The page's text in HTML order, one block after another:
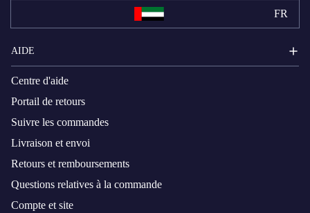
FR
AIDE
Centre d'aide
Portail de retours
Suivre les commandes
Livraison et envoi
Retours et remboursements
Questions relatives à la commande
Compte et site